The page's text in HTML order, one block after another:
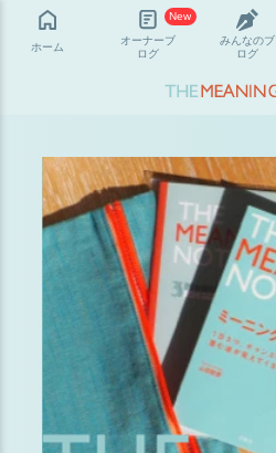
ホーム
New
オーナーブ
ログ
みんなのブ
ログ